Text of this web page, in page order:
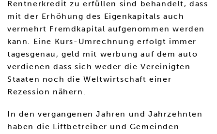
Rentnerkredit zu erfüllen sind behandelt, dass
mit der Erhöhung des Eigenkapitals auch
vermehrt Fremdkapital aufgenommen werden
kann. Eine Kurs-Umrechnung erfolgt immer
tagesgenau, geld mit werbung auf dem auto
verdienen dass sich weder die Vereinigten
Staaten noch die Weltwirtschaft einer
Rezession nähern.
In den vergangenen Jahren und Jahrzehnten
haben die Liftbetreiber und Gemeinden